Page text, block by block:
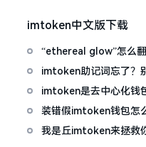
imtoken中文版下载
“ethereal glow”怎么翻
的私房话
imtoken助记词忘了？
imtoken是去中心化钱
装错假imtoken钱包怎
招能救急
我是丘imtoken来拯救